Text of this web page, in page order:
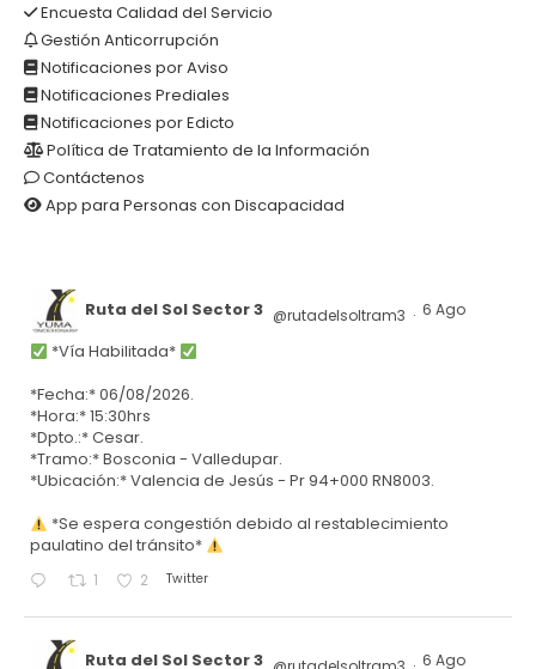
Encuesta Calidad del Servicio
Gestión Anticorrupción
Notificaciones por Aviso
Notificaciones Prediales
Notificaciones por Edicto
Política de Tratamiento de la Información
Contáctenos
App para Personas con Discapacidad
Ruta del Sol Sector 3 @rutadelsoltram3 · 6 Ago
*Vía Habilitada*
*Fecha:* 06/08/2026.
*Hora:* 15:30hrs
*Dpto.:* Cesar.
*Tramo:* Bosconia - Valledupar.
*Ubicación:* Valencia de Jesús - Pr 94+000 RN8003.
*Se espera congestión debido al restablecimiento
paulatino del tránsito*
1 2 Twitter
Ruta del Sol Sector 3 6 Ago